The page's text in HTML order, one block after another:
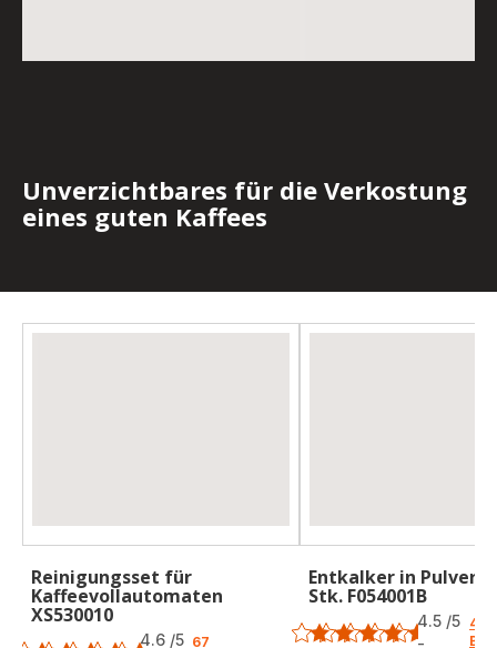
Unverzichtbares für die Verkostung
eines guten Kaffees
Reinigungsset für
Kaffeevollautomaten
XS530010
Bewertung
4.6 /5 67
Entkalker in
Stk. F054001B
Bewertung
4.5 /5
-
49